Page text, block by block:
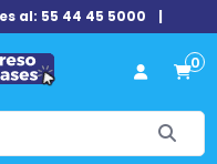
al: 55 44 45 5000 |
0